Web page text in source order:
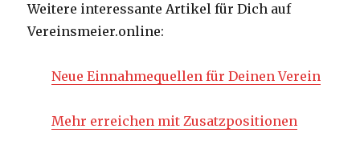
Weitere interessante Artikel für Dich auf
Vereinsmeier.online:
Neue Einnahmequellen für Deinen Verein
Mehr erreichen mit Zusatzpositionen